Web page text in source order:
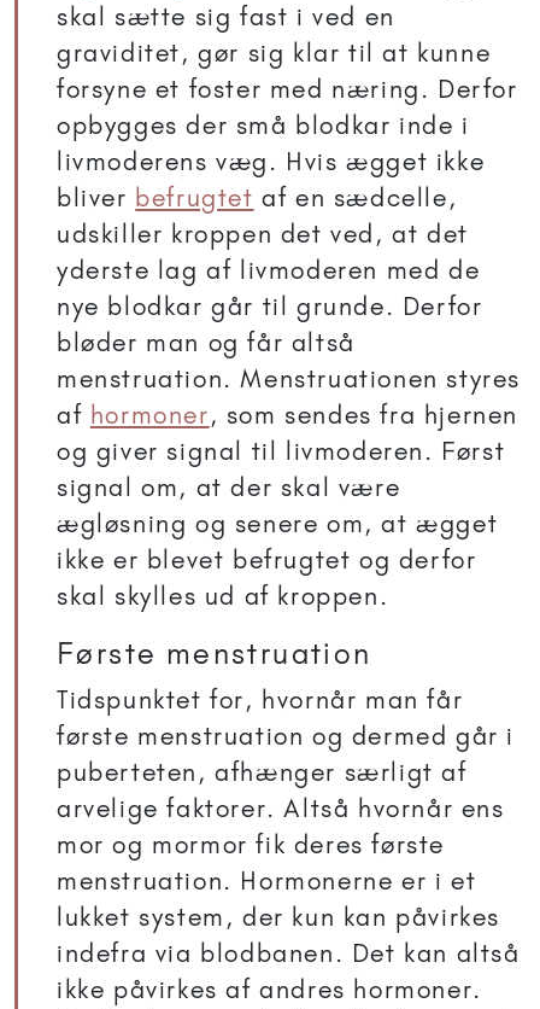
skal sætte sig fast i ved en
graviditet, gør sig klar til at kunne
forsyne et foster med næring. Derfor
opbygges der små blodkar inde i
livmoderens væg. Hvis ægget ikke
bliver befrugtet af en sædcelle,
udskiller kroppen det ved, at det
yderste lag af livmoderen med de
nye blodkar går til grunde. Derfor
bløder man og får altså
menstruation. Menstruationen styres
af hormoner, som sendes fra hjernen
og giver signal til livmoderen. Først
signal om, at der skal være
ægløsning og senere om, at ægget
ikke er blevet befrugtet og derfor
skal skylles ud af kroppen.
Første menstruation
Tidspunktet for, hvornår man får
første menstruation og dermed går i
puberteten, afhænger særligt af
arvelige faktorer. Altså hvornår ens
mor og mormor fik deres første
menstruation. Hormonerne er i et
lukket system, der kun kan påvirkes
indefra via blodbanen. Det kan altså
ikke påvirkes af andres hormoner.